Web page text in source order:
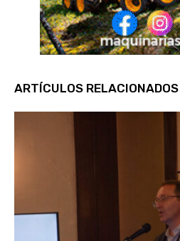
ARTÍCULOS RELACIONADOS